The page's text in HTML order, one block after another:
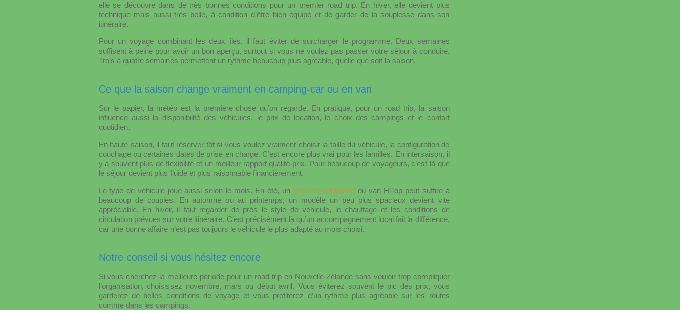
elle se découvre dans de très bonnes conditions pour un premier road trip. En hiver, elle devient plus
technique mais aussi très belle, à condition d’être bien équipé et de garder de la souplesse dans son
itinéraire.
Pour un voyage combinant les deux îles, il faut éviter de surcharger le programme. Deux semaines
suffisent à peine pour avoir un bon aperçu, surtout si vous ne voulez pas passer votre séjour à conduire.
Trois à quatre semaines permettent un rythme beaucoup plus agréable, quelle que soit la saison.
Ce que la saison change vraiment en camping-car ou en van
Sur le papier, la météo est la première chose qu’on regarde. En pratique, pour un road trip, la saison
influence aussi la disponibilité des véhicules, le prix de location, le choix des campings et le confort
quotidien.
En haute saison, il faut réserver tôt si vous voulez vraiment choisir la taille du véhicule, la configuration de
couchage ou certaines dates de prise en charge. C’est encore plus vrai pour les familles. En intersaison, il
y a souvent plus de flexibilité et un meilleur rapport qualité-prix. Pour beaucoup de voyageurs, c’est là que
le séjour devient plus fluide et plus raisonnable financièrement.
Le type de véhicule joue aussi selon le mois. En été, un van self contained ou van HiTop peut suffire à
beaucoup de couples. En automne ou au printemps, un modèle un peu plus spacieux devient vite
appréciable. En hiver, il faut regarder de près le style de véhicule, le chauffage et les conditions de
circulation prévues sur votre itinéraire. C’est précisément là qu’un accompagnement local fait la différence,
car une bonne affaire n’est pas toujours le véhicule le plus adapté au mois choisi.
Notre conseil si vous hésitez encore
Si vous cherchez la meilleure période pour un road trip en Nouvelle-Zélande sans vouloir trop compliquer
l’organisation, choisissez novembre, mars ou début avril. Vous éviterez souvent le pic des prix, vous
garderez de belles conditions de voyage et vous profiterez d’un rythme plus agréable sur les routes
comme dans les campings.